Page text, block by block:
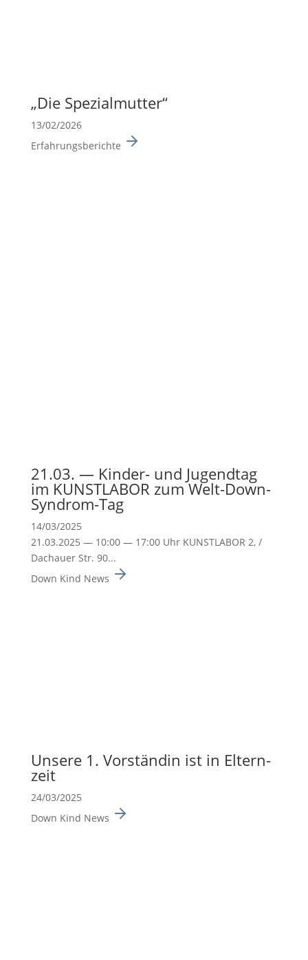
„Die Spezi­al­mutter“
13/02/2026
Erfahrungsberichte
21.03. — Kinder- und Jugendtag
im KUNSTLABOR zum Welt-Down-
Syndrom-Tag
14/03/2025
21.03.2025 — 10:00 — 17:00 Uhr KUNSTLABOR 2, /
Dachauer Str. 90...
Down Kind News
Unsere 1. Vorständin ist in Eltern­
zeit
24/03/2025
Down Kind News